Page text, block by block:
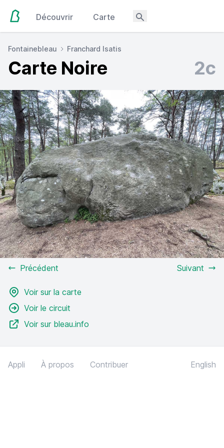
Découvrir Carte
Fontainebleau Franchard Isatis
Carte Noire 2c
Précédent Suivant
Voir sur la carte
Voir le circuit
Voir sur bleau.info
Appli À propos Contribuer English